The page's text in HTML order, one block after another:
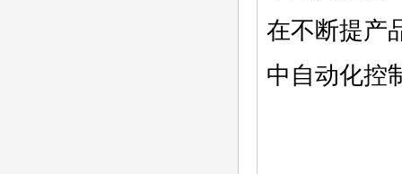
在不断提产
中自动化控